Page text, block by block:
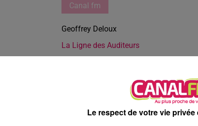
Canal fm
Geoffrey Deloux
La Ligne des Auditeurs
Le respect de votre vie